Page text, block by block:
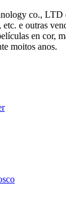
co., LTD
e outras
en cor,
moitos anos.